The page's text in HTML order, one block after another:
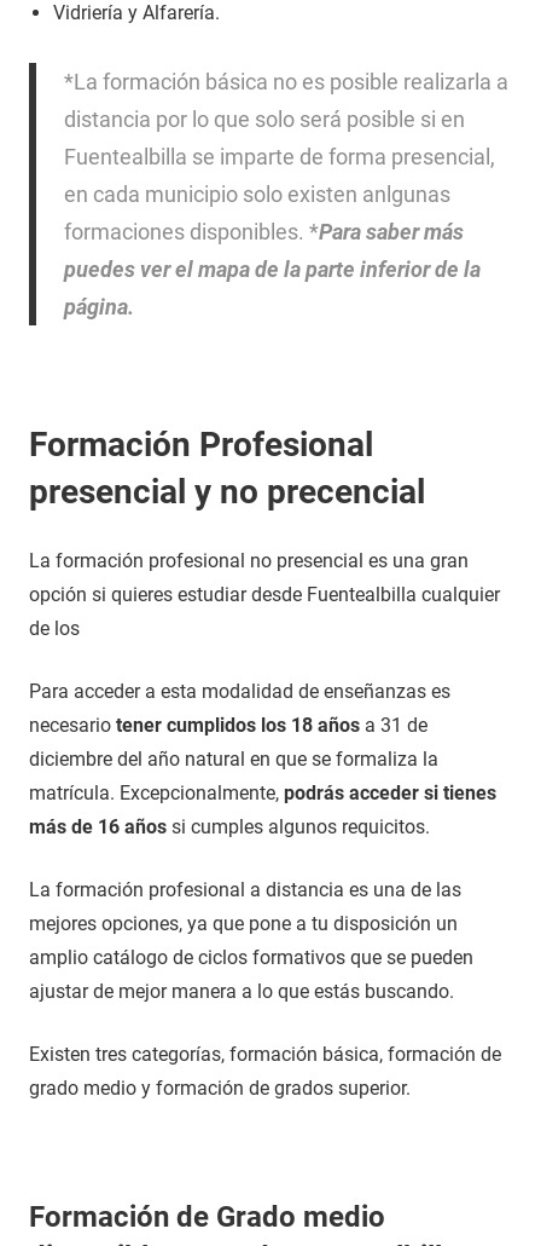
Vidriería y Alfarería.
*La formación básica no es posible realizarla a
distancia por lo que solo será posible si en
Fuentealbilla se imparte de forma presencial,
en cada municipio solo existen anlgunas
formaciones disponibles. *Para saber más
puedes ver el mapa de la parte inferior de la
página.
Formación Profesional
presencial y no precencial
La formación profesional no presencial es una gran
opción si quieres estudiar desde Fuentealbilla cualquier
de los
Para acceder a esta modalidad de enseñanzas es
necesario tener cumplidos los 18 años a 31 de
diciembre del año natural en que se formaliza la
matrícula. Excepcionalmente, podrás acceder si tienes
más de 16 años si cumples algunos requicitos.
La formación profesional a distancia es una de las
mejores opciones, ya que pone a tu disposición un
amplio catálogo de ciclos formativos que se pueden
ajustar de mejor manera a lo que estás buscando.
Existen tres categorías, formación básica, formación de
grado medio y formación de grados superior.
Formación de Grado medio